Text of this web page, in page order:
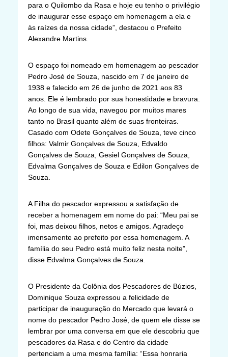
para o Quilombo da Rasa e hoje eu tenho o privilégio
de inaugurar esse espaço em homenagem a ela e
às raízes da nossa cidade”, destacou o Prefeito
Alexandre Martins.
O espaço foi nomeado em homenagem ao pescador
Pedro José de Souza, nascido em 7 de janeiro de
1938 e falecido em 26 de junho de 2021 aos 83
anos. Ele é lembrado por sua honestidade e bravura.
Ao longo de sua vida, navegou por muitos mares
tanto no Brasil quanto além de suas fronteiras.
Casado com Odete Gonçalves de Souza, teve cinco
filhos: Valmir Gonçalves de Souza, Edvaldo
Gonçalves de Souza, Gesiel Gonçalves de Souza,
Edvalma Gonçalves de Souza e Edilon Gonçalves de
Souza.
A Filha do pescador expressou a satisfação de
receber a homenagem em nome do pai: “Meu pai se
foi, mas deixou filhos, netos e amigos. Agradeço
imensamente ao prefeito por essa homenagem. A
família do seu Pedro está muito feliz nesta noite”,
disse Edvalma Gonçalves de Souza.
O Presidente da Colônia dos Pescadores de Búzios,
Dominique Souza expressou a felicidade de
participar de inauguração do Mercado que levará o
nome do pescador Pedro José, de quem ele disse se
lembrar por uma conversa em que ele descobriu que
pescadores da Rasa e do Centro da cidade
pertenciam a uma mesma família: “Essa honraria